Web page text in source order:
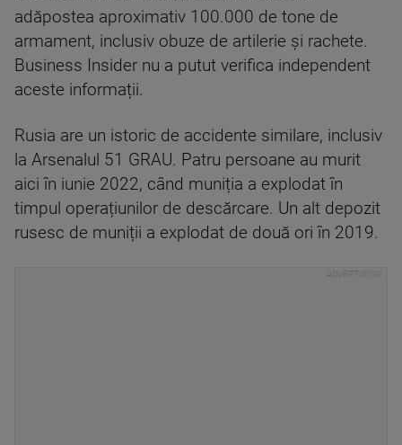
adăpostea aproximativ 100.000 de tone de
armament, inclusiv obuze de artilerie și rachete.
Business Insider nu a putut verifica independent
aceste informații.
Rusia are un istoric de accidente similare, inclusiv
la Arsenalul 51 GRAU. Patru persoane au murit
aici în iunie 2022, când muniția a explodat în
timpul operațiunilor de descărcare. Un alt depozit
rusesc de muniții a explodat de două ori în 2019.